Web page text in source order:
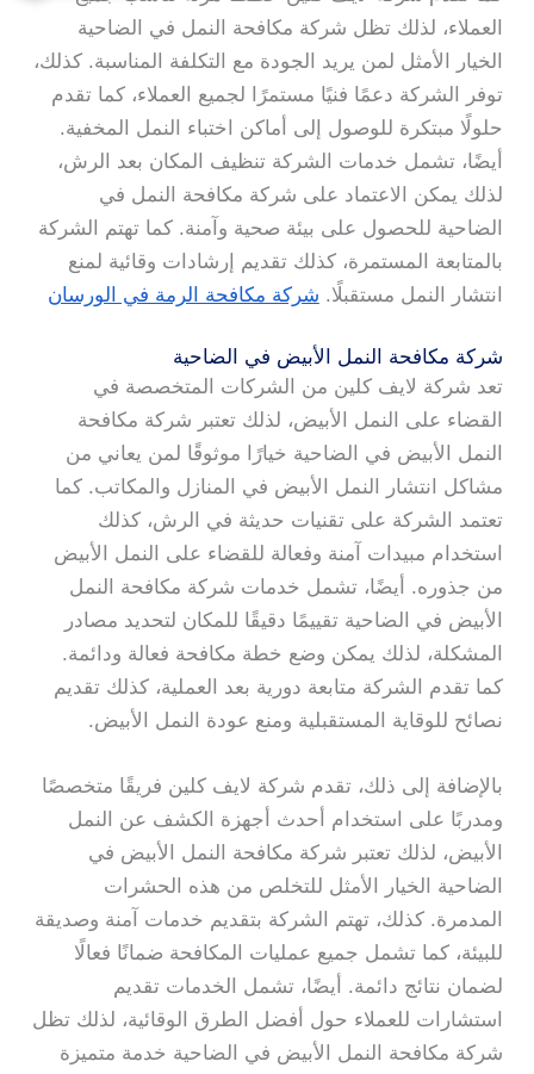
العملاء، لذلك تظل شركة مكافحة النمل في الضاحية
الخيار الأمثل لمن يريد الجودة مع التكلفة المناسبة. كذلك،
توفر الشركة دعمًا فنيًا مستمرًا لجميع العملاء، كما تقدم
حلولًا مبتكرة للوصول إلى أماكن اختباء النمل المخفية.
أيضًا، تشمل خدمات الشركة تنظيف المكان بعد الرش،
لذلك يمكن الاعتماد على شركة مكافحة النمل في
الضاحية للحصول على بيئة صحية وآمنة. كما تهتم الشركة
بالمتابعة المستمرة، كذلك تقديم إرشادات وقائية لمنع
انتشار النمل مستقبلًا. شركة مكافحة الرمة في الورسان
شركة مكافحة النمل الأبيض في الضاحية
تعد شركة لايف كلين من الشركات المتخصصة في
القضاء على النمل الأبيض، لذلك تعتبر شركة مكافحة
النمل الأبيض في الضاحية خيارًا موثوقًا لمن يعاني من
مشاكل انتشار النمل الأبيض في المنازل والمكاتب. كما
تعتمد الشركة على تقنيات حديثة في الرش، كذلك
استخدام مبيدات آمنة وفعالة للقضاء على النمل الأبيض
من جذوره. أيضًا، تشمل خدمات شركة مكافحة النمل
الأبيض في الضاحية تقييمًا دقيقًا للمكان لتحديد مصادر
المشكلة، لذلك يمكن وضع خطة مكافحة فعالة ودائمة.
كما تقدم الشركة متابعة دورية بعد العملية، كذلك تقديم
نصائح للوقاية المستقبلية ومنع عودة النمل الأبيض.
بالإضافة إلى ذلك، تقدم شركة لايف كلين فريقًا متخصصًا
ومدربًا على استخدام أحدث أجهزة الكشف عن النمل
الأبيض، لذلك تعتبر شركة مكافحة النمل الأبيض في
الضاحية الخيار الأمثل للتخلص من هذه الحشرات
المدمرة. كذلك، تهتم الشركة بتقديم خدمات آمنة وصديقة
للبيئة، كما تشمل جميع عمليات المكافحة ضمانًا فعالًا
لضمان نتائج دائمة. أيضًا، تشمل الخدمات تقديم
استشارات للعملاء حول أفضل الطرق الوقائية، لذلك تظل
شركة مكافحة النمل الأبيض في الضاحية خدمة متميزة